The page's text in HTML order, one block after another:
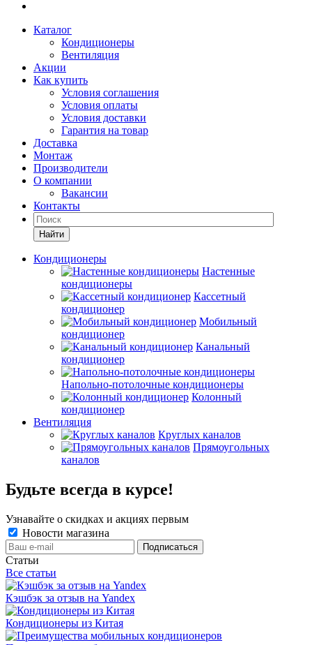
Каталог
Кондиционеры
Вентиляция
Акции
Как купить
Условия соглашения
Условия оплаты
Условия доставки
Гарантия на товар
Доставка
Монтаж
Производители
О компании
Вакансии
Контакты
Кондиционеры
Настенные
кондиционеры
Кассетный
кондиционер
Мобильный
кондиционер
Канальный
кондиционер
Напольно-потолочные кондиционеры
Колонный
кондиционер
Вентиляция
Круглых каналов
Прямоугольных
каналов
Будьте всегда в курсе!
Узнавайте о скидках и акциях первым
Новости магазина
Статьи
Все статьи
Кэшбэк за отзыв на Yandex
Кондиционеры из Китая